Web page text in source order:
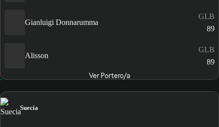
Gianluigi Donnarumma
GLB
89
Alisson
GLB
89
Ver Portero/a
Suecia